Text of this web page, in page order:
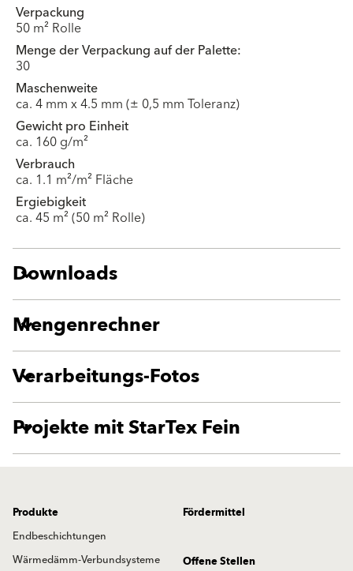
Verpackung
50 m² Rolle
Menge der Verpackung auf der Palette:
30
Maschenweite
ca. 4 mm x 4.5 mm (± 0,5 mm Toleranz)
Gewicht pro Einheit
ca. 160 g/m²
Verbrauch
ca. 1.1 m²/m² Fläche
Ergiebigkeit
ca. 45 m² (50 m² Rolle)
Downloads
Mengenrechner
Verarbeitungs-Fotos
Projekte mit StarTex Fein
Produkte
Endbeschichtungen
Wärmedämm-Verbundsysteme
Fördermittel
Offene Stellen